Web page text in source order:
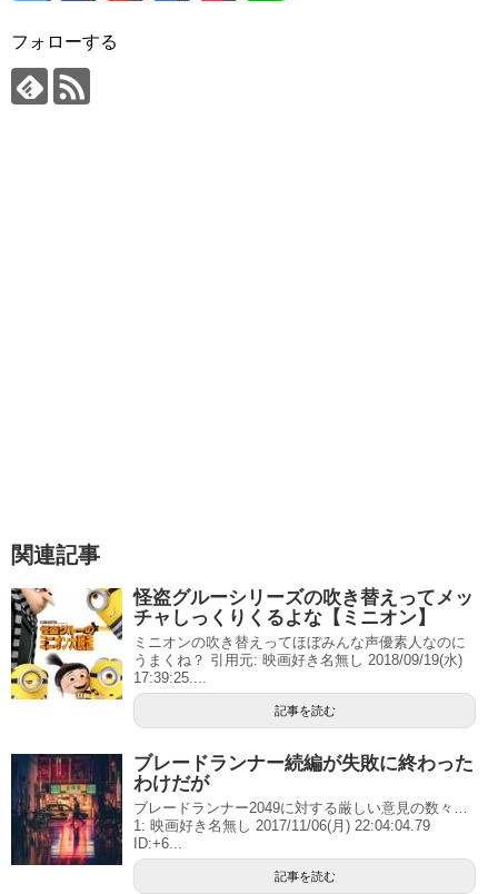
フォローする
関連記事
怪盗グルーシリーズの吹き替えってメッ
チャしっくりくるよな【ミニオン】
ミニオンの吹き替えってほぼみんな声優素人なのに
うまくね？ 引用元: 映画好き名無し 2018/09/19(水)
17:39:25....
記事を読む
ブレードランナー続編が失敗に終わった
わけだが
ブレードランナー2049に対する厳しい意見の数々…
1: 映画好き名無し 2017/11/06(月) 22:04:04.79
ID:+6...
記事を読む